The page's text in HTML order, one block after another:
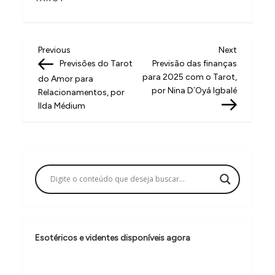
N
a
v
e
ç
ã
d
Previous
Post
Previous
Previsões do Tarot
do Amor para
Relacionamentos, por
Ilda Médium
Next
Post
Next
Previsão das finanças
para 2025 com o Tarot,
por Nina D´Oyá Igbalé
Esotéricos e videntes disponíveis agora